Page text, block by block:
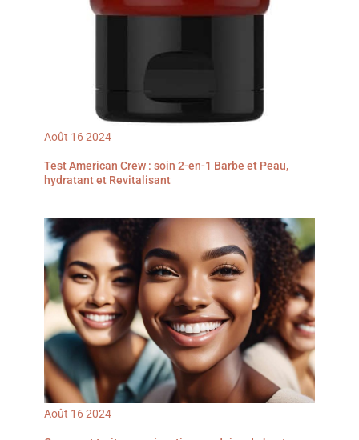
Août 162024
Test American Crew : soin 2-en-1 Barbe et Peau,
hydratant et Revitalisant
Août 162024